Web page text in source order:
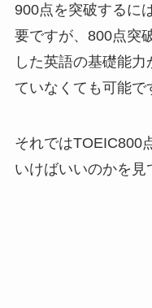
900点を突破するに
要ですが、800点突
した英語の基礎能
ていなくても可能で
それではTOEIC800
いけばいいのかを見